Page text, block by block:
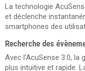
La technologie
et déclenche
smartphones des
Recherche des
Avec l'AcuSense 3.0, la
plus intuitive et rapide.